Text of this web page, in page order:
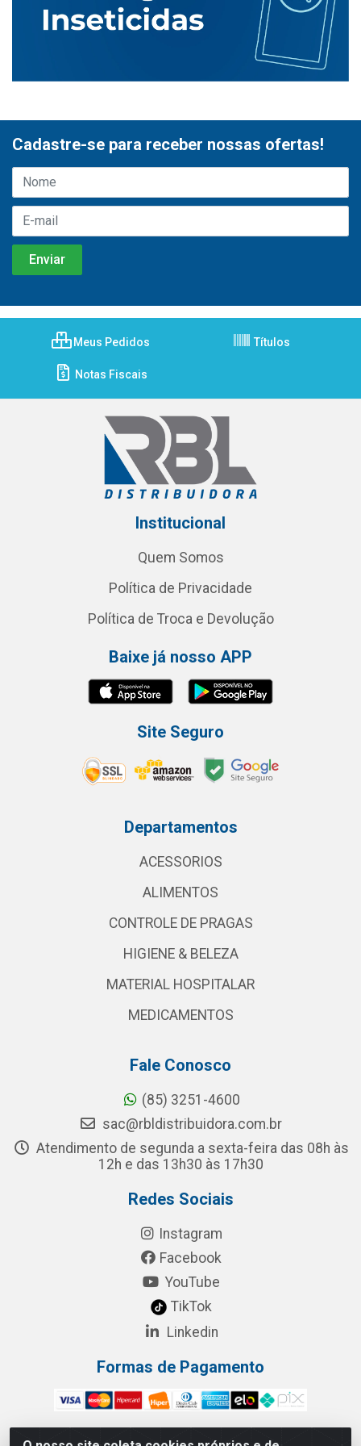
Cadastre-se para receber nossas ofertas!
Meus Pedidos Títulos
Notas Fiscais
Institucional
Quem Somos
Política de Privacidade
Política de Troca e Devolução
Baixe já nosso APP
Site Seguro
Departamentos
ACESSORIOS
ALIMENTOS
CONTROLE DE PRAGAS
HIGIENE & BELEZA
MATERIAL HOSPITALAR
MEDICAMENTOS
Fale Conosco
(85) 3251-4600
sac@rbldistribuidora.com.br
Atendimento de segunda a sexta-feira das 08h às
12h e das 13h30 às 17h30
Redes Sociais
Instagram
Facebook
YouTube
TikTok
Linkedin
Formas de Pagamento